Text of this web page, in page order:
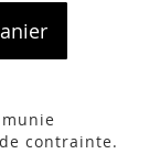
contrainte.